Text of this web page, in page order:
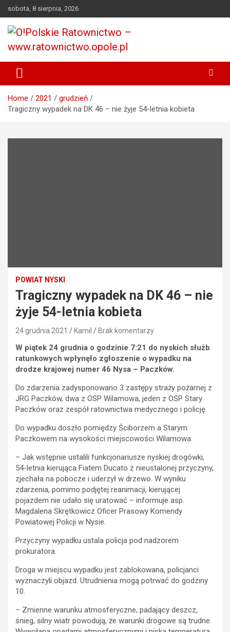
Przejdź
do
treści
sobota, 8 sierpnia, 2026
O!Polskie Ratownictwo –
www.ratownictwo.opole.pl
Home 2021
grudzień
Tragiczny wypadek na DK 46 – nie żyje 54-letnia kobieta
POWIAT NYSKI
Tragiczny wypadek na DK 46 – nie
żyje 54-letnia kobieta
24 grudnia 2021 Kamil Brak komentarzy
W piątek 24 grudnia o godzinie 7:21 do nyskich służb
ratunkowych wpłynęło zgłoszenie o wypadku na
drodze krajowej numer 46 Nysa – Paczków.
Do zdarzenia zadysponowano 3 zastępy straży pożarnej z
JRG Paczków, dwa z OSP Wilamowa, jeden z OSP Stary
Paczków oraz zespół ratownictwa medycznego i policję.
Do wypadku doszło pomiędzy Ściborzem a Starym
Paczkowem na wysokości miejscowości Wilamowa.
– Jak wstępnie ustalili funkcjonariusze nyskiej drogówki,
54-letnia kierująca Fiatem Ducato z nieustalonej przyczyny,
zjechała na pobocze i uderzył w drzewo. W wyniku
zdarzenia, pomimo podjętej reanimacji, kierującej
pojazdem nie udało się uratować – informuje asp.
Magdalena Skrętkowicz Oficer Prasowy Komendy
Powiatowej Policji w Nysie.
Przyczyny wypadku ustala policja pod nadzorem
prokuratora.
Droga w miejscu wypadku jest zablokowana, policjanci
wyznaczyli objazd. Utrudnienia mogą potrwać do godziny
10.
– Zmienne warunku atmosferyczne, padający deszcz,
śnieg, silny wiatr powodują, że warunki drogowe są trudne.